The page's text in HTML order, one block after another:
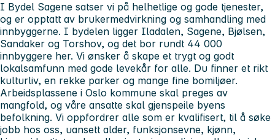
I Bydel Sagene satser vi på helhetlige og gode tjenester,
og er opptatt av brukermedvirkning og samhandling med
innbyggerne. I bydelen ligger Iladalen, Sagene, Bjølsen,
Sandaker og Torshov, og det bor rundt 44 000
innbyggere her. Vi ønsker å skape et trygt og godt
lokalsamfunn med gode levekår for alle. Du finner et rikt
kulturliv, en rekke parker og mange fine bomiljøer.
Arbeidsplassene i Oslo kommune skal preges av
mangfold, og våre ansatte skal gjenspeile byens
befolkning. Vi oppfordrer alle som er kvalifisert, til å søke
jobb hos oss, uansett alder, funksjonsevne, kjønn,